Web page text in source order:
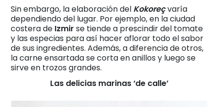
Sin embargo, la elaboración del Kokoreçvaría
dependiendo del lugar. Por ejemplo, en la ciudad
costera de Izmir se tiende a prescindir del tomate
y las especias para así hacer aflorar todo el sabor
de sus ingredientes. Además, a diferencia de otros,
la carne ensartada se corta en anillos y luego se
sirve en trozos grandes.
Las delicias marinas ‘de calle’